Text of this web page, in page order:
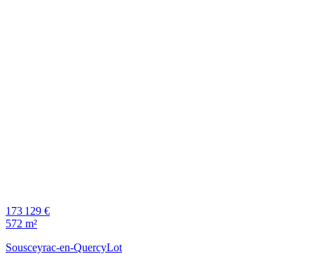
173 129 €
572 m²
Sousceyrac-en-QuercyLot